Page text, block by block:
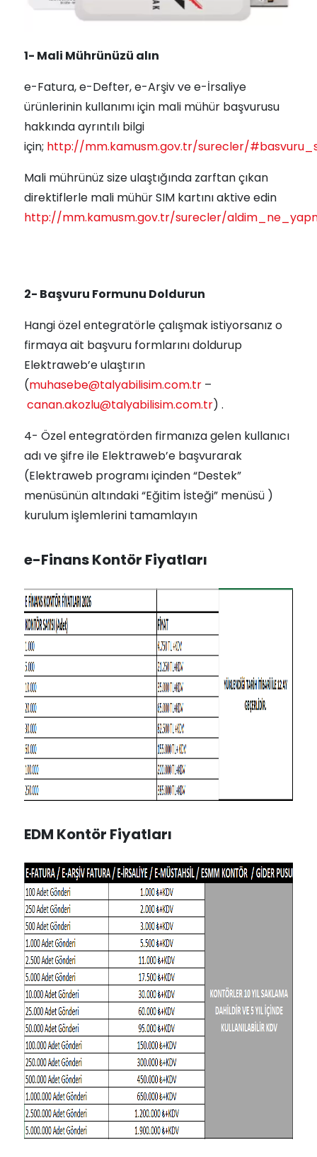
1- Mali Mührünüzü alın
e-Fatura, e-Defter, e-Arşiv ve e-İrsaliye
ürünlerinin kullanımı için mali mühür başvurusu
hakkında ayrıntılı bilgi
için; http://mm.kamusm.gov.tr/surecler/
Mali mührünüz size ulaştığında zarftan çıkan
direktiflerle mali mühür SIM kartını aktive edin
http://mm.kamusm.gov.tr/surecler/
2- Başvuru Formunu Doldurun
Hangi özel entegratörle çalışmak istiyorsanız o
firmaya ait başvuru formlarını doldurup
Elektraweb’e ulaştırın
(muhasebe@talyabilisim.com.tr –
canan.akozlu@talyabilisim.com.tr) .
4- Özel entegratörden firmanıza gelen kullanıcı
adı ve şifre ile Elektraweb’e başvurarak
(Elektraweb programı içinden “Destek”
menüsünün altındaki “Eğitim İsteği” menüsü )
kurulum işlemlerini tamamlayın
e-Finans Kontör Fiyatları
EDM Kontör Fiyatları